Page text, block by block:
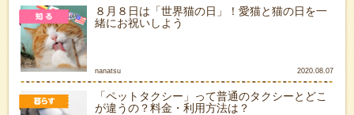
８月８日は「世界猫の日」！愛猫と猫の日を一
緒にお祝いしよう
nanatsu 2020.08.07
「ペットタクシー」って普通のタクシーとどこ
が違うの？料金・利用方法は？